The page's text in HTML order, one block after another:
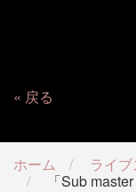
戻る
ホーム
ライ
「Sub